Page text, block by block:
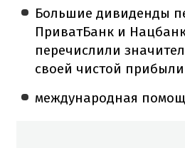
Большие дивиденды
ПриватБанк и
перечислили
своей чистой прибыли
международная